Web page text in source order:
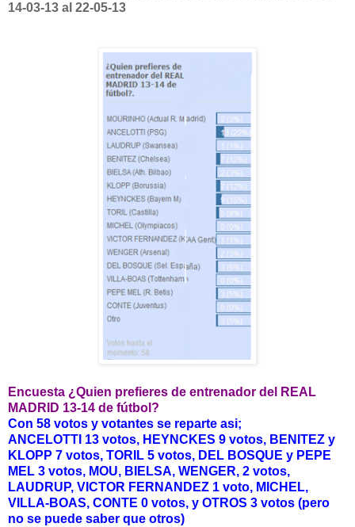
14-03-13 al 22-05-13
Encuesta ¿Quien prefieres de entrenador del REAL
MADRID 13-14 de fútbol?
Con 58 votos y votantes se reparte asi;
ANCELOTTI 13 votos, HEYNCKES 9 votos, BENITEZ y
KLOPP 7 votos, TORIL 5 votos, DEL BOSQUE y PEPE
MEL 3 votos, MOU, BIELSA, WENGER, 2 votos,
LAUDRUP, VICTOR FERNANDEZ 1 voto, MICHEL,
VILLA-BOAS, CONTE 0 votos, y OTROS 3 votos (pero
no se puede saber que otros)